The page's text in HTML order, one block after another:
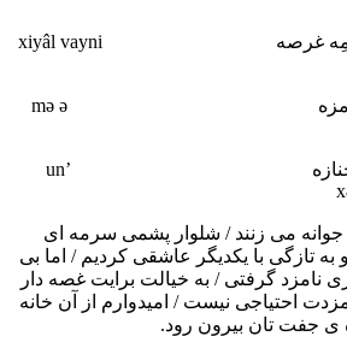
خیال وَینی من خرمه شمِه غرصه xiyâl vayni
مه ره متاع نیه تو آ تِه نومزه mә ә
اون خنه دَر بوره جفت جنازه ’un
جوانه می زنند / شلوار پشمی سرمه ای
تازگی با یکدیگر عاشقی کردیم / اما بی
نامزد گرفتی / به خیالت برایت غصه دار
احتیاجی نیست / امیدوارم از آن خانه
ی جفت تان بیرون رود.